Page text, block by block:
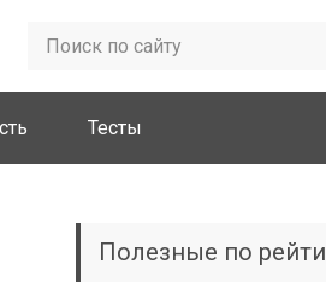
Тесты
Полезные по